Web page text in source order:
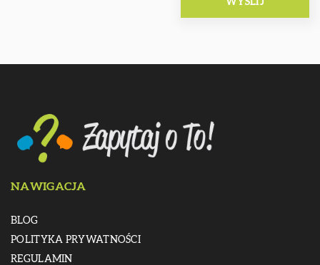
NAWIGACJA
BLOG
POLITYKA PRYWATNOŚCI
REGULAMIN